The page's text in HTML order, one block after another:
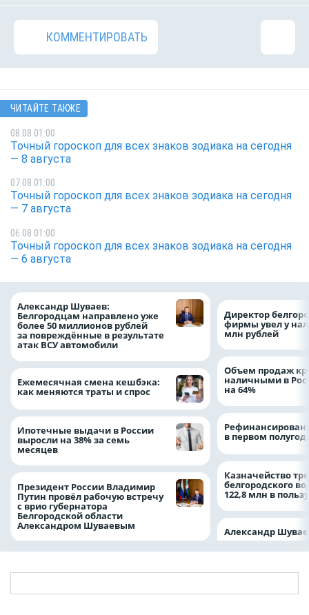
КОММЕНТИРОВАТЬ
ЧИТАЙТЕ ТАКЖЕ
08.08 01:00
Точный гороскоп для всех знаков зодиака на сегодня
— 8 августа
07.08 01:00
Точный гороскоп для всех знаков зодиака на сегодня
— 7 августа
06.08 01:00
Точный гороскоп для всех знаков зодиака на сегодня
— 6 августа
Александр Шуваев:
Белгородцам направлено уже
более 50 миллионов рублей
за повреждённые в результате
атак ВСУ автомобили
Ежемесячная смена кешбэка:
как меняются траты и спрос
Ипотечные выдачи в России
выросли на 38% за семь
месяцев
Президент России Владимир
Путин провёл рабочую встречу
с врио губернатора
Белгородской области
Александром Шуваевым
Директор
фирмы увел у
млн рублей
Объем продаж
наличными в
на 64%
в первом
Казначейство
белгородского
122,8 млн в
Александр